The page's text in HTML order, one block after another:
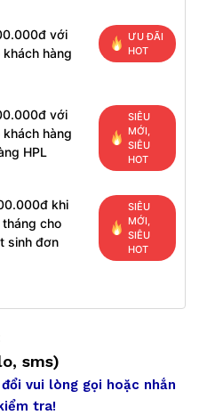
với
hàng
ƯU ĐÃI
HOT
với
hàng
HPL
SIÊU
MỚI,
SIÊU
HOT
khi
cho
sinh đơn
SIÊU
MỚI,
SIÊU
HOT
sms)
vui lòng gọi hoặc nhắn
tra!